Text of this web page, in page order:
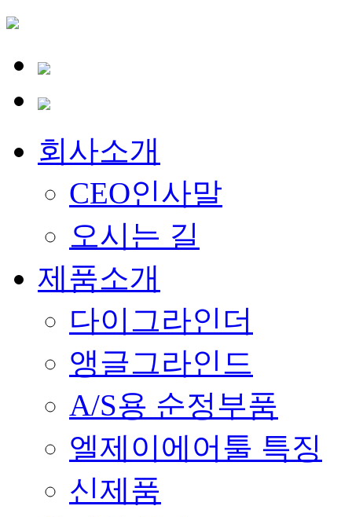
회사소개
CEO인사말
오시는 길
제품소개
다이그라인더
앵글그라인드
A/S용 순정부품
엘제이에어툴 특징
신제품